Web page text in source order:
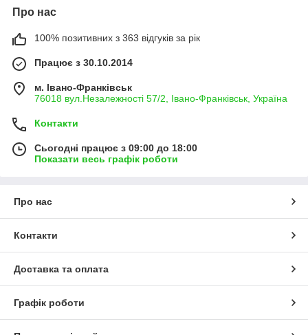
Про нас
100% позитивних з 363 відгуків за рік
Працює з 30.10.2014
м. Івано-Франківськ
76018 вул.Незалежності 57/2, Івано-Франківськ, Україна
Контакти
Сьогодні працює з 09:00 до 18:00
Показати весь графік роботи
Про нас
Контакти
Доставка та оплата
Графік роботи